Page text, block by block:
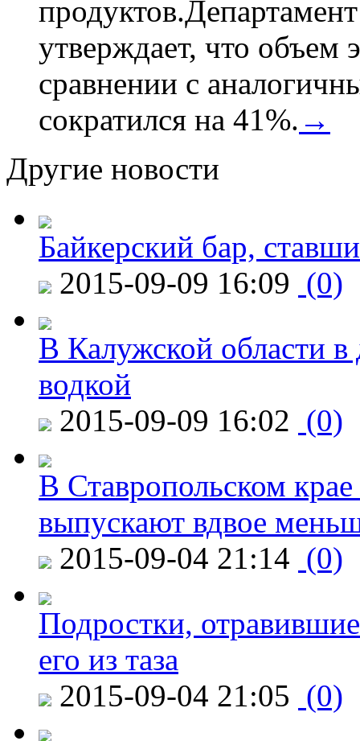
утверждает, что объем
сравнении с
сократился на 41%. →
Другие новости
Байкерский бар,
2015-09-09 16:09 (0)
В Калужской области в
водкой
2015-09-09 16:02 (0)
В Ставропольском
выпускают вдвое
2015-09-04 21:14 (0)
Подростки,
его из таза
2015-09-04 21:05 (0)